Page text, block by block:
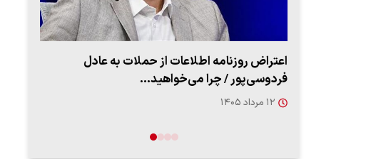
اعتراض روزنامه اطلاعات از حملات به عادل
فردوسی‌پور / چرا می‌خواهید…
۱۲ مرداد ۱۴۰۵